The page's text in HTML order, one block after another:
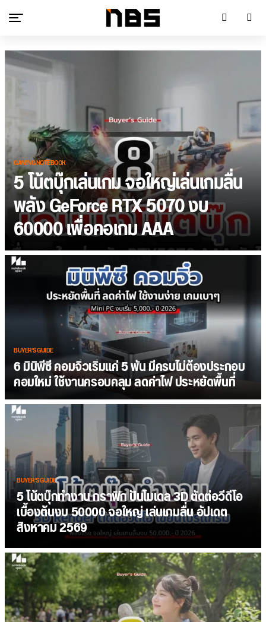
GAMING NOTEBOOK
5 โน้ตบุ๊กเล่นเกม จอใหญ่เล่นเกมลื่น
พลัง GeForce RTX 5070 งบ
60000 เพื่อคอเกม AAA
BUYER'S GUIDE
6 มินิพีซี คอมจิ๋วเริ่มแค่ 5 พัน มีครบไม่ต้องประกอบ
คอมใหม่ ใช้งานครอบคลุม ลดค่าไฟ ประหยัดพื้นที่
BUYER'S GUIDE
5 โน้ตบุ๊กทำงาน กราฟิก ปั้นโมเดล 3D ตัดต่อวีดีโอ
เบื้องต้นงบ 50000 จอใหญ่ เล่นเกมลื่น อัปเดต
สิงหาคม 2569